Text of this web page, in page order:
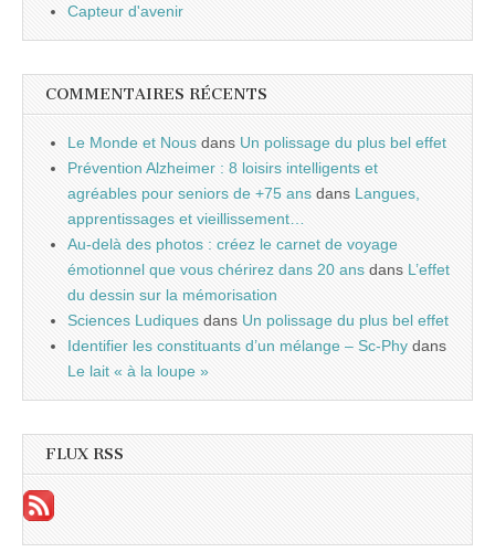
Capteur d'avenir
COMMENTAIRES RÉCENTS
Le Monde et Nous dans Un polissage du plus bel effet
Prévention Alzheimer : 8 loisirs intelligents et
agréables pour seniors de +75 ans dans Langues,
apprentissages et vieillissement…
Au-delà des photos : créez le carnet de voyage
émotionnel que vous chérirez dans 20 ans dans L’effet
du dessin sur la mémorisation
Sciences Ludiques dans Un polissage du plus bel effet
Identifier les constituants d’un mélange – Sc-Phy dans
Le lait « à la loupe »
FLUX RSS